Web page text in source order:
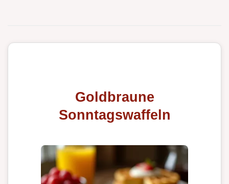
Goldbraune
Sonntagswaffeln